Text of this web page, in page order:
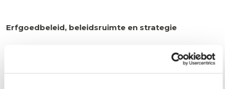
Erfgoedbeleid, beleidsruimte en strategie